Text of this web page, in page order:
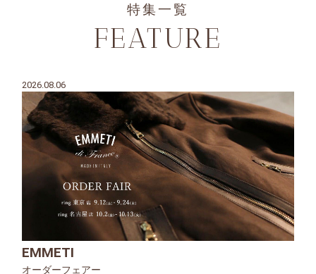
特集一覧
FEATURE
2026.08.06
EMMETI
オーダーフェアー